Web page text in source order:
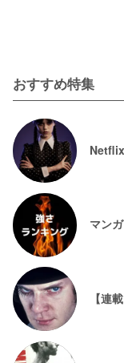
おすすめ特集
マン
【連